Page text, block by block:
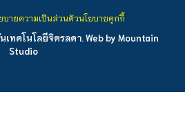
ทคโนโลยีจิตรลดา. Web by Mountain
Studio
บายความเป็นส่วนตัวนโยบายคุกกี้